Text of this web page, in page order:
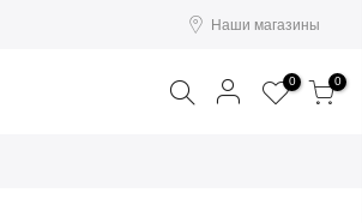
Наши магазины
Поиск 0 0